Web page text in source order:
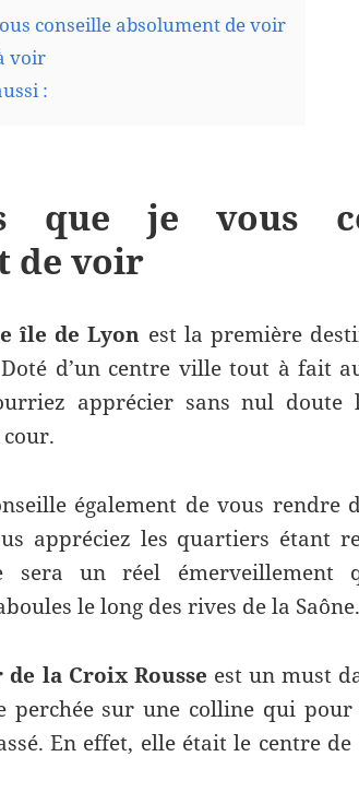
conseille absolument de voir
voir
:
que je vous
de voir
île de Lyon est la première
d’un centre ville tout à fait
apprécier sans nul doute
également de vous rendre
appréciez les quartiers étant
sera un réel émerveillement
le long des rives de la Saône.
la Croix Rousse est un must
perchée sur une colline qui
En effet, elle était le centre